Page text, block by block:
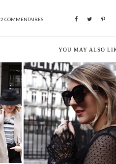
2 COMMENTAIRES
YOU MAY ALSO
15 CHOSES SUR